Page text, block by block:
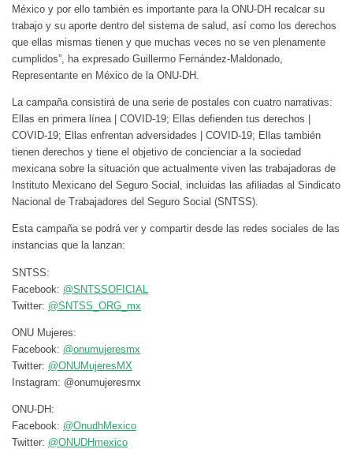
México y por ello también es importante para la ONU-DH recalcar su
trabajo y su aporte dentro del sistema de salud, así como los derechos
que ellas mismas tienen y que muchas veces no se ven plenamente
cumplidos”, ha expresado Guillermo Fernández-Maldonado,
Representante en México de la ONU-DH.
La campaña consistirá de una serie de postales con cuatro narrativas:
Ellas en primera línea | COVID-19; Ellas defienden tus derechos |
COVID-19; Ellas enfrentan adversidades | COVID-19; Ellas también
tienen derechos y tiene el objetivo de concienciar a la sociedad
mexicana sobre la situación que actualmente viven las trabajadoras de
Instituto Mexicano del Seguro Social, incluidas las afiliadas al Sindicato
Nacional de Trabajadores del Seguro Social (SNTSS).
Esta campaña se podrá ver y compartir desde las redes sociales de las
instancias que la lanzan:
SNTSS:
Facebook: @SNTSSOFICIAL
Twitter: @SNTSS_ORG_mx
ONU Mujeres:
Facebook: @onumujeresmx
Twitter: @ONUMujeresMX
Instagram: @onumujeresmx
ONU-DH:
Facebook: @OnudhMexico
Twitter: @ONUDHmexico